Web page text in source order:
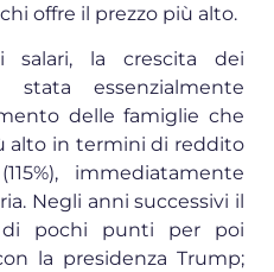
offre il prezzo più alto.
salari, la crescita dei
essenzialmente
delle famiglie che
alto in termini di reddito
immediatamente
Negli anni successivi il
pochi punti per poi
la presidenza Trump;